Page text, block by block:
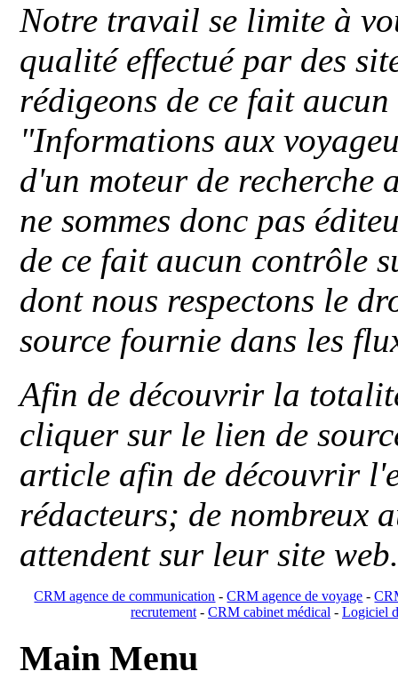
Notre travail se limite à
qualité effectué par des
rédigeons de ce fait
"Informations aux
d'un moteur de recherche
ne sommes donc pas
de ce fait aucun contrôle
dont nous respectons le
source fournie dans les
Afin de découvrir la
cliquer sur le lien de
article afin de découvrir
rédacteurs; de nombreux
attendent sur leur site
CRM agence de communication -CRM agence de voyage -
recrutement- CRM cabinet médical- Logiciel
Main Menu